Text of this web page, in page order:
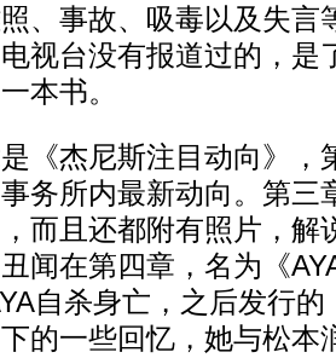
、事故、吸毒以及失言
视台没有报道过的，是
本书。
杰尼斯注目动向》，
务所内最新动向。第三
而且还都附有照片，解
闻在第四章，名为《
自杀身亡，之后发行
的一些回忆，她与松本